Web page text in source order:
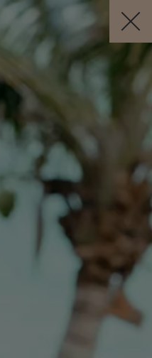
your experience and make
comfortable.